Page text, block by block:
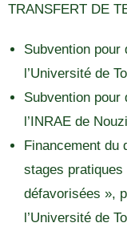
TRANSFERT DE
Subvention
l’Université de
Subvention
l’INRAE de
Financement du
stages
défavorisées »,
l’Université de